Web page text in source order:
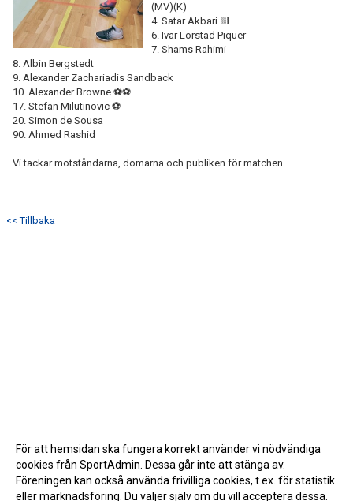
(MV)(K)
4. Satar Akbari 🟨
6. Ivar Lörstad Piquer
7. Shams Rahimi
8. Albin Bergstedt
9. Alexander Zachariadis Sandback
10. Alexander Browne ⚽⚽
17. Stefan Milutinovic ⚽
20. Simon de Sousa
90. Ahmed Rashid
Vi tackar motståndarna, domarna och publiken för matchen.
<< Tillbaka
För att hemsidan ska fungera korrekt använder vi nödvändiga
cookies från SportAdmin. Dessa går inte att stänga av.
Föreningen kan också använda frivilliga cookies, t.ex. för statistik
eller marknadsföring. Du väljer själv om du vill acceptera dessa.